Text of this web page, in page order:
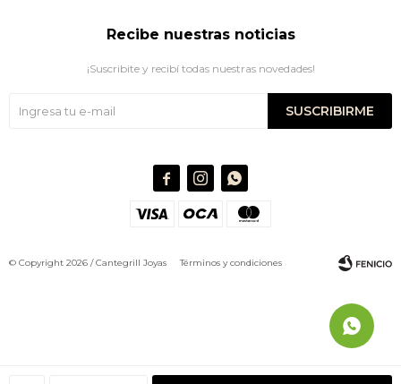
Recibe nuestras noticias
¡Suscribite y recibí todas nuestras novedades!
SUSCRIBIRME
  
© Copyright 2026 / Cantegrill JoyasTérminos y condiciones